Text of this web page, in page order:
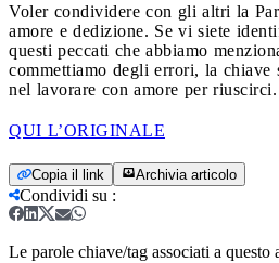
Voler condividere con gli altri la
amore e dedizione. Se vi siete
questi peccati che abbiamo
commettiamo degli errori, la chiave
nel lavorare con amore per riuscirci.
QUI L’ORIGINALE
Copia il link Archivia articolo
Condividi su :
Le parole chiave/tag associati a questo